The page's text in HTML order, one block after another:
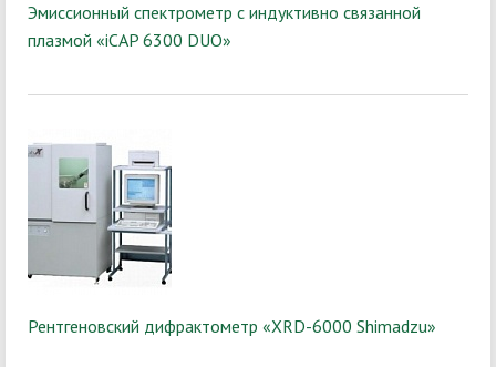
Эмиссионный спектрометр с индуктивно связанной
плазмой «iCAP 6300 DUO»
Рентгеновский дифрактометр «XRD-6000 Shimadzu»